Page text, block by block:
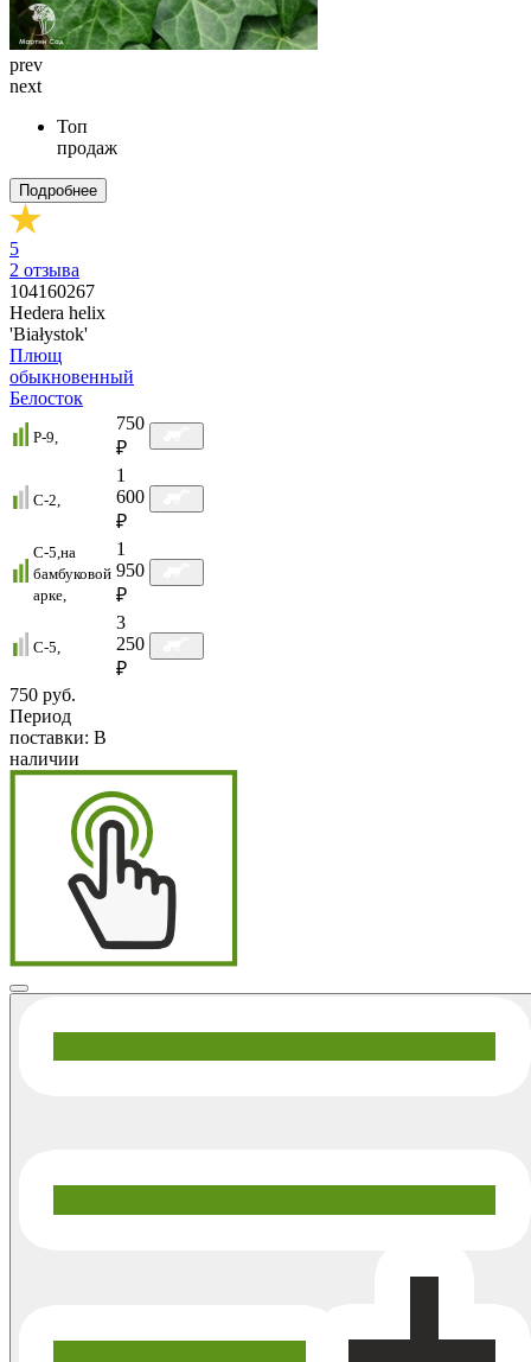
prev
next
Топ
продаж
Подробнее
5
2 отзыва
104160267
Hedera helix
'Białystok'
Плющ
обыкновенный
Белосток
P-9,
750
₽
C-2,
1
600
₽
C-5,на
бамбуковой
арке,
1
950
₽
C-5,
3
250
₽
750 руб.
Период
поставки: В
наличии